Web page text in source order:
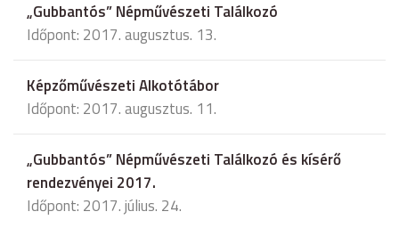
„Gubbantós” Népművészeti Találkozó
Időpont: 2017. augusztus. 13.
Képzőművészeti Alkotótábor
Időpont: 2017. augusztus. 11.
„Gubbantós” Népművészeti Találkozó és kísérő
rendezvényei 2017.
Időpont: 2017. július. 24.